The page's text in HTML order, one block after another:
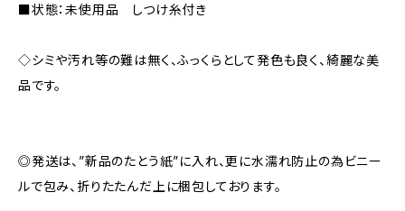
■状態：未使用品 しつけ糸付き
◇シミや汚れ等の難は無く、ふっくらとして発色も良く、綺麗な美
品です。
◎発送は、”新品のたとう紙”に入れ、更に水濡れ防止の為ビニー
ルで包み、折りたたんだ上に梱包しております。